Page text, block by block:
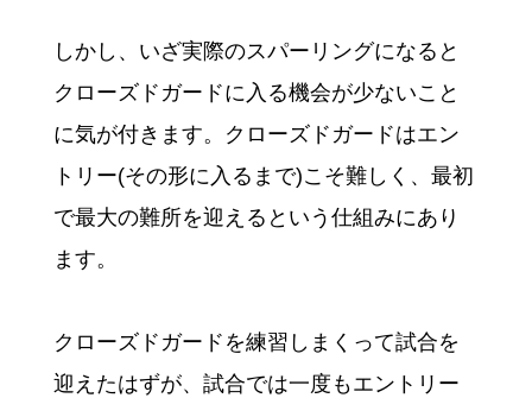
しかし、いざ実際のスパーリングになると
クローズドガードに入る機会が少ないこと
に気が付きます。クローズドガードはエン
トリー(その形に入るまで)こそ難しく、最初
で最大の難所を迎えるという仕組みにあり
ます。
クローズドガードを練習しまくって試合を
迎えたはずが、試合では一度もエントリー